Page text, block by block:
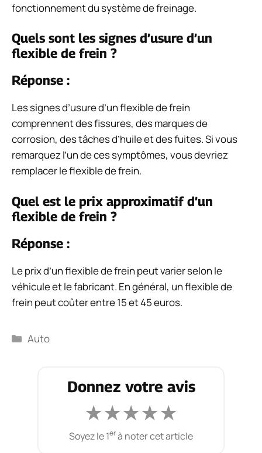
fonctionnement du système de freinage.
Quels sont les signes d’usure d’un
flexible de frein ?
Réponse :
Les signes d’usure d’un flexible de frein
comprennent des fissures, des marques de
corrosion, des tâches d’huile et des fuites. Si vous
remarquez l’un de ces symptômes, vous devriez
remplacer le flexible de frein.
Quel est le prix approximatif d’un
flexible de frein ?
Réponse :
Le prix d’un flexible de frein peut varier selon le
véhicule et le fabricant. En général, un flexible de
frein peut coûter entre 15 et 45 euros.
Catégories
Auto
Donnez votre avis
★★★★★
Soyez le 1erà noter cet article